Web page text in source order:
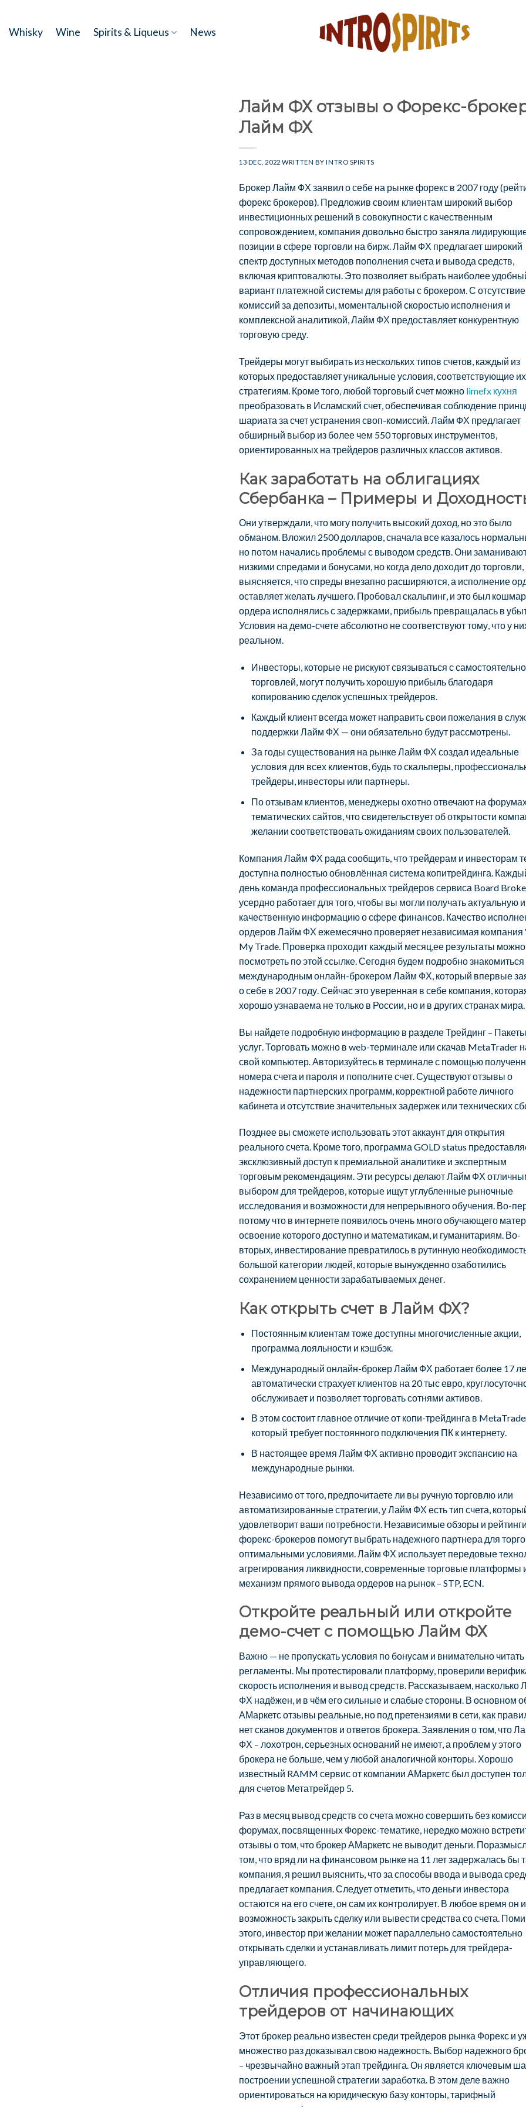
content
Whisky Wine Spirits & Liqueus News
Лайм ФХ отзывы о Форекс-
Лайм ФХ
13 DEC, 2022 WRITTEN BYINTRO SPIRITS
Брокер Лайм ФХ заявил о себе на рынке форекс в 2007 году
форекс брокеров). Предложив своим клиентам широкий выбор
инвестиционных решений в совокупности с качественным
сопровождением, компания довольно быстро заняла
позиции в сфере торговли на бирж. Лайм ФХ предлагает широкий
спектр доступных методов пополнения счета и вывода средств,
включая криптовалюты. Это позволяет выбрать наиболее
вариант платежной системы для работы с брокером. С
комиссий за депозиты, моментальной скоростью исполнения и
комплексной аналитикой, Лайм ФХ предоставляет конкурентную
торговую среду.
Трейдеры могут выбирать из нескольких типов счетов, каждый из
которых предоставляет уникальные условия, соответствующие их
стратегиям. Кроме того, любой торговый счет можно limefx кухня
преобразовать в Исламский счет, обеспечивая соблюдение
шариата за счет устранения своп-комиссий. Лайм ФХ предлагает
обширный выбор из более чем 550 торговых инструментов,
ориентированных на трейдеров различных классов активов.
Как заработать на облигациях
Сбербанка – Примеры и
Они утверждали, что могу получить высокий доход, но это было
обманом. Вложил 2500 долларов, сначала все казалось
но потом начались проблемы с выводом средств. Они
низкими спредами и бонусами, но когда дело доходит до торговли,
выясняется, что спреды внезапно расширяются, а исполнение
оставляет желать лучшего. Пробовал скальпинг, и это был
ордера исполнялись с задержками, прибыль превращалась в
Условия на демо-счете абсолютно не соответствуют тому, что у
реальном.
Инвесторы, которые не рискуют связываться с
торговлей, могут получить хорошую прибыль благодаря
копированию сделок успешных трейдеров.
Каждый клиент всегда может направить свои пожелания в
поддержки Лайм ФХ — они обязательно будут рассмотрены.
За годы существования на рынке Лайм ФХ создал идеальные
условия для всех клиентов, будь то скальперы,
трейдеры, инвесторы или партнеры.
По отзывам клиентов, менеджеры охотно отвечают на
тематических сайтов, что свидетельствует об открытости
желании соответствовать ожиданиям своих пользователей.
Компания Лайм ФХ рада сообщить, что трейдерам и инвесторам
доступна полностью обновлённая система копитрейдинга.
день команда профессиональных трейдеров сервиса Board
усердно работает для того, чтобы вы могли получать актуальную и
качественную информацию о сфере финансов. Качество
ордеров Лайм ФХ ежемесячно проверяет независимая компания
My Trade. Проверка проходит каждый месяц,ее результаты можно
посмотреть по этой ссылке. Сегодня будем подробно знакомиться
международным онлайн-брокером Лайм ФХ, который впервые
о себе в 2007 году. Сейчас это уверенная в себе компания,
хорошо узнаваема не только в России, но и в других странах мира.
Вы найдете подробную информацию в разделе Трейдинг – Пакеты
услуг. Торговать можно в web-терминале или скачав MetaTrader
свой компьютер. Авторизуйтесь в терминале с помощью
номера счета и пароля и пополните счет. Существуют отзывы о
надежности партнерских программ, корректной работе личного
кабинета и отсутствие значительных задержек или технических
Позднее вы сможете использовать этот аккаунт для открытия
реального счета. Кроме того, программа GOLD status
эксклюзивный доступ к премиальной аналитике и экспертным
торговым рекомендациям. Эти ресурсы делают Лайм ФХ
выбором для трейдеров, которые ищут углубленные рыночные
исследования и возможности для непрерывного обучения. Во-
потому что в интернете появилось очень много обучающего
освоение которого доступно и математикам, и гуманитариям. Во-
вторых, инвестирование превратилось в рутинную
большой категории людей, которые вынужденно озаботились
сохранением ценности зарабатываемых денег.
Как открыть счет в Лайм ФХ?
Постоянным клиентам тоже доступны многочисленные акции,
программа лояльности и кэшбэк.
Международный онлайн-брокер Лайм ФХ работает более 17
автоматически страхует клиентов на 20 тыс евро,
обслуживает и позволяет торговать сотнями активов.
В этом состоит главное отличие от копи-трейдинга в
который требует постоянного подключения ПК к интернету.
В настоящее время Лайм ФХ активно проводит экспансию на
международные рынки.
Независимо от того, предпочитаете ли вы ручную торговлю или
автоматизированные стратегии, у Лайм ФХ есть тип счета,
удовлетворит ваши потребности. Независимые обзоры и рейтинги
форекс-брокеров помогут выбрать надежного партнера для
оптимальными условиями. Лайм ФХ использует передовые
агрегирования ликвидности, современные торговые платформы
механизм прямого вывода ордеров на рынок – STP, ECN.
Откройте реальный или откройте
демо-счет с помощью Лайм ФХ
Важно — не пропускать условия по бонусам и внимательно читать
регламенты. Мы протестировали платформу, проверили
скорость исполнения и вывод средств. Рассказываем, насколько
ФХ надёжен, и в чём его сильные и слабые стороны. В основном
АМаркетс отзывы реальные, но под претензиями в сети, как
нет сканов документов и ответов брокера. Заявления о том, что
ФХ – лохотрон, серьезных оснований не имеют, а проблем у этого
брокера не больше, чем у любой аналогичной конторы. Хорошо
известный RAMM сервис от компании АМаркетс был доступен
для счетов Метатрейдер 5.
Раз в месяц вывод средств со счета можно совершить без
форумах, посвященных Форекс-тематике, нередко можно
отзывы о том, что брокер АМаркетс не выводит деньги.
том, что вряд ли на финансовом рынке на 11 лет задержалась бы
компания, я решил выяснить, что за способы ввода и вывода
предлагает компания. Следует отметить, что деньги инвестора
остаются на его счете, он сам их контролирует. В любое время он
возможность закрыть сделку или вывести средства со счета.
этого, инвестор при желании может параллельно самостоятельно
открывать сделки и устанавливать лимит потерь для трейдера-
управляющего.
Отличия профессиональных
трейдеров от начинающих
Этот брокер реально известен среди трейдеров рынка Форекс и
множество раз доказывал свою надежность. Выбор надежного
– чрезвычайно важный этап трейдинга. Он является ключевым
построении успешной стратегии заработка. В этом деле важно
ориентироваться на юридическую базу конторы, тарифный